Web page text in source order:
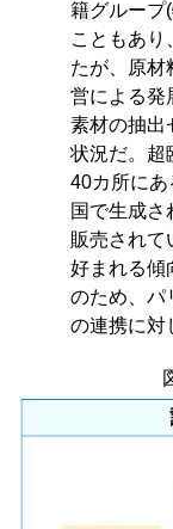
籍グループ
こともあり
たが、原材
営による発
素材の抽出
状況だ。超
40カ所にあ
国で生成さ
販売されて
好まれる傾
のため、パ
の連携に対